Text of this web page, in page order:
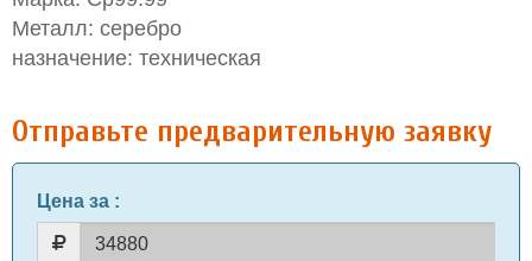
Металл: серебро
назначение: техническая
Отправьте предварительную заявку
Цена за :